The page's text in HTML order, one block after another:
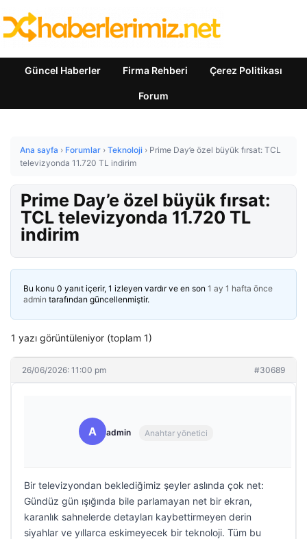
Güncel Haberler Firma Rehberi Çerez Politikası
Forum
Ana sayfa › Forumlar › Teknoloji › Prime Day’e özel büyük fırsat: TCL
televizyonda 11.720 TL indirim
Prime Day’e özel büyük fırsat:
TCL televizyonda 11.720 TL
indirim
Bu konu 0 yanıt içerir, 1 izleyen vardır ve en son 1 ay 1 hafta önce
admin tarafından güncellenmiştir.
1 yazı görüntüleniyor (toplam 1)
26/06/2026: 11:00 pm #30689
A admin Anahtar yönetici
Bir televizyondan beklediğimiz şeyler aslında çok net:
Gündüz gün ışığında bile parlamayan net bir ekran,
karanlık sahnelerde detayları kaybettirmeyen derin
siyahlar ve yıllarca eskimeyecek bir teknoloji. Tüm bu